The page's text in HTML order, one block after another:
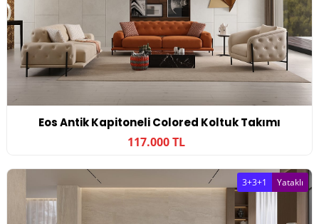
Eos Antik Kapitoneli Colored Koltuk Takımı
117.000 TL
3+3+1 Yataklı